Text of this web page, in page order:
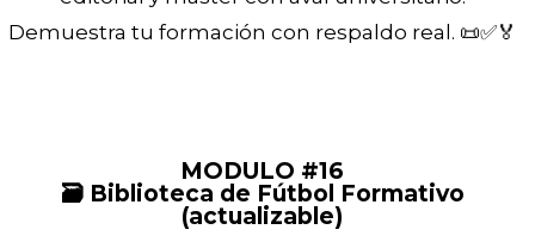
Demuestra tu formación con respaldo real. 📜✅🏅
MODULO #16
🗃️ Biblioteca de Fútbol Formativo
(actualizable)